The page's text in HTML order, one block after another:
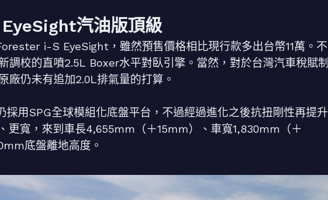
汽油版頂級
i-S EyeSight，雖然預售價格相比現行款多出台幣11萬。不
調校的直噴2.5L Boxer水平對臥引擎。當然，對於台灣汽車稅賦制
廠仍未有追加2.0L排氣量的打算。
用SPG全球模組化底盤平台，不過經過進化之後抗扭剛性再提升
更寬，來到車長4,655mm（＋15mm）、車寬1,830mm（＋
底盤離地高度。